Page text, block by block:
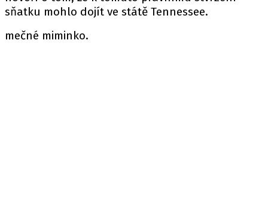
sňatku mohlo dojít ve státě Tennessee.
mečné miminko.